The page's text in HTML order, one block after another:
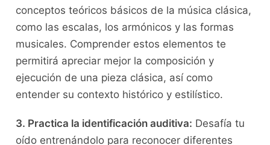
conceptos⁣ teóricos básicos de la música clásica,
como las escalas, los ⁤armónicos y las ‍formas
musicales. ⁤Comprender⁢ estos elementos te
permitirá apreciar ⁢mejor la composición y
ejecución de una ⁢pieza clásica, así ‌como
‍entender su​ contexto⁤ histórico ​y estilístico.
3. Practica la identificación auditiva: Desafía tu
oído entrenándolo para​ reconocer diferentes